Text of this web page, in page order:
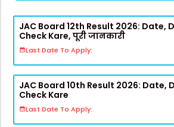
JAC Board 12th Result 2026: Date,
Check Kare, पूरी जानकारी
Last Date To Apply:
JAC Board 10th Result 2026: Date,
Check Kare
Last Date To Apply: